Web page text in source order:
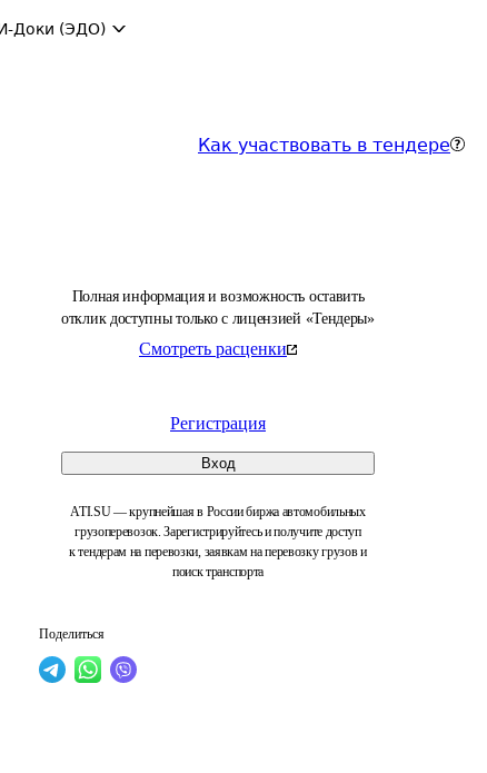
Доки (ЭДО)
Как участвовать в тендере
Полная информация и возможность оставить
отклик доступны только с лицензией «Тендеры»
Смотреть расценки
Регистрация
Вход
ATI.SU — крупнейшая в России биржа автомобильных
грузоперевозок. Зарегистрируйтесь и получите доступ
к тендерам на перевозки, заявкам на перевозку грузов и
поиск транспорта
Поделиться